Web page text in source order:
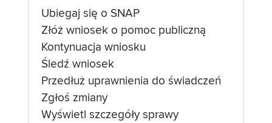
Ubiegaj się o SNAP
Złóż wniosek o pomoc publiczną
Kontynuacja wniosku
Śledź wniosek
Przedłuż uprawnienia do świadczeń
Zgłoś zmiany
Wyświetl szczegóły sprawy